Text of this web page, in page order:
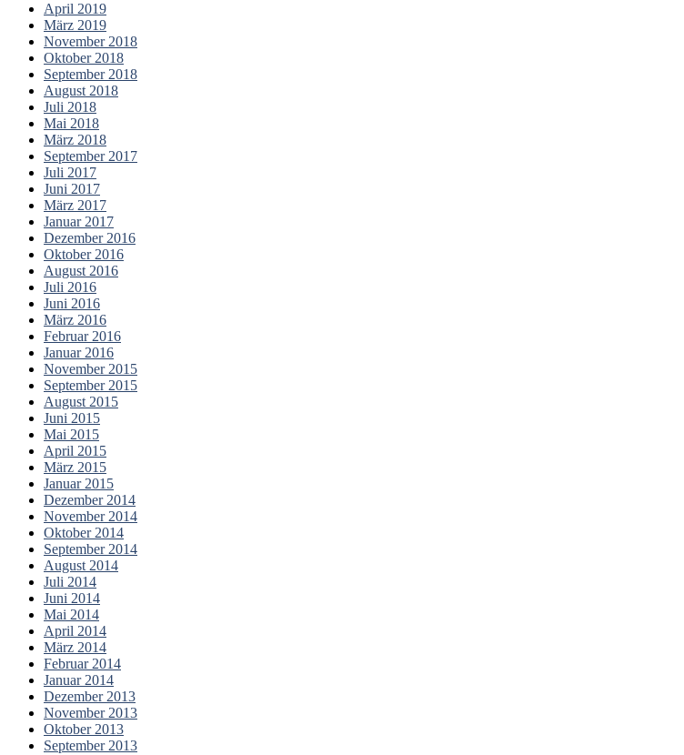
April 2019
März 2019
November 2018
Oktober 2018
September 2018
August 2018
Juli 2018
Mai 2018
März 2018
September 2017
Juli 2017
Juni 2017
März 2017
Januar 2017
Dezember 2016
Oktober 2016
August 2016
Juli 2016
Juni 2016
März 2016
Februar 2016
Januar 2016
November 2015
September 2015
August 2015
Juni 2015
Mai 2015
April 2015
März 2015
Januar 2015
Dezember 2014
November 2014
Oktober 2014
September 2014
August 2014
Juli 2014
Juni 2014
Mai 2014
April 2014
März 2014
Februar 2014
Januar 2014
Dezember 2013
November 2013
Oktober 2013
September 2013